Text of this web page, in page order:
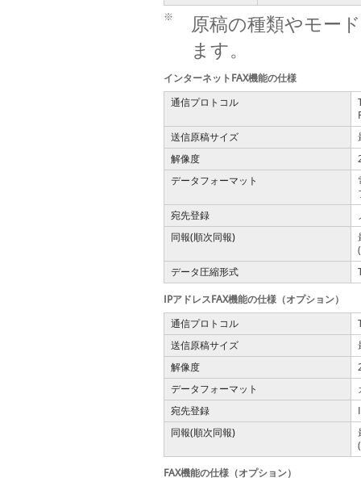
※
原稿の種類やモー
ます。
インターネットFAX機能の仕様
通信プロトコル
送信原稿サイズ
解像度
データフォーマット
宛先登録
同報(順次同報)
データ圧縮形式
IPアドレスFAX機能の仕様（オプション）
通信プロトコル
送信原稿サイズ
解像度
データフォーマット
宛先登録
同報(順次同報)
FAX機能の仕様（オプション）